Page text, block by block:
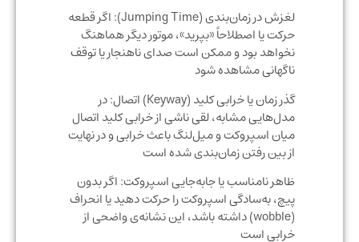
لغزش در زمان‌بندی (Jumping Time): اگر قطعه
حرکت یا اصطلاحاً «بپرید»، موتور دیگر هماهنگ
نخواهد بود و ممکن است صدای ناهنجار یا توقف
ناگهانی مشاهده شود
گذر زمان یا خرابی کلید (Keyway) اتصال: در
مدل‌هایی مشابه، لقی ناشی از خرابی کلید اتصال
میان اسپروکت و میل‌لنگ باعث خرابی و در نهایت
از بین رفتن زمان‌بندی شده است
ظاهر نامناسب یا جابه‌جایی اسپروکت: اگر بدون
پیچ، به‌سادگی اسپروکت را حرکت دهید یا انحراف
(wobble) داشته باشد، این نشانه‌ی واضحی از
خرابی است